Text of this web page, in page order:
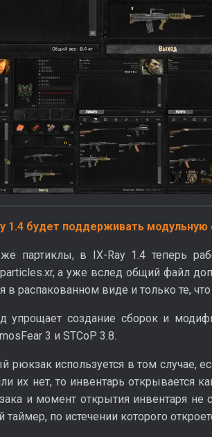
1.4 будет поддерживать модульную
партиклы, в IX-Ray 1.4 теперь
а уже вслед общий файл
в распакованном виде и только те,
упрощает создание сборок и
3 и STCoP 3.8.
рюкзак используется в том случае,
их нет, то инвентарь открывается
и момент открытия инвентаря не
по истечении которого